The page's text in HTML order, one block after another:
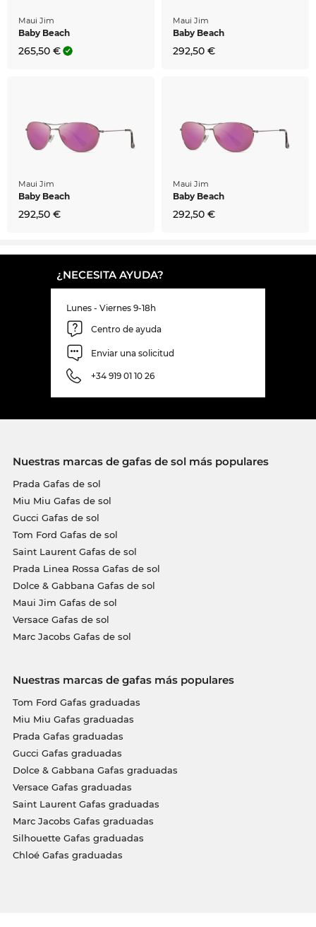
Maui Jim
Baby Beach
265,50 €
Maui Jim
Baby Beach
292,50 €
Maui Jim
Baby Beach
292,50 €
Maui Jim
Baby Beach
292,50 €
¿NECESITA AYUDA?
Lunes - Viernes 9-18h
Centro de ayuda
Enviar una solicitud
+34 919 01 10 26
Nuestras marcas de gafas de sol más populares
Prada Gafas de sol
Miu Miu Gafas de sol
Gucci Gafas de sol
Tom Ford Gafas de sol
Saint Laurent Gafas de sol
Prada Linea Rossa Gafas de sol
Dolce & Gabbana Gafas de sol
Maui Jim Gafas de sol
Versace Gafas de sol
Marc Jacobs Gafas de sol
Nuestras marcas de gafas más populares
Tom Ford Gafas graduadas
Miu Miu Gafas graduadas
Prada Gafas graduadas
Gucci Gafas graduadas
Dolce & Gabbana Gafas graduadas
Versace Gafas graduadas
Saint Laurent Gafas graduadas
Marc Jacobs Gafas graduadas
Silhouette Gafas graduadas
Chloé Gafas graduadas